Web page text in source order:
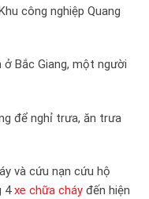
công nghiệp Quang
Bắc Giang, một người
để nghỉ trưa, ăn trưa
và cứu nạn cứu hộ
4xe chữa cháy đến hiện